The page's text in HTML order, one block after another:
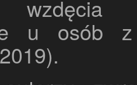
wzdęcia
u osób z